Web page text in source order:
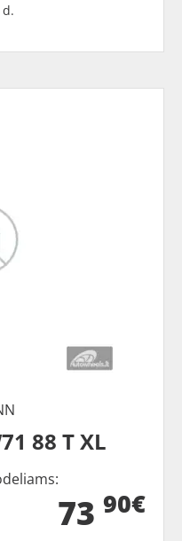
88 T XL
73 90€